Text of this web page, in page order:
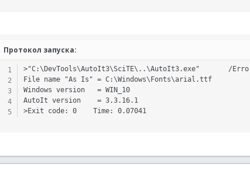
Протокол запуска:
>"C:\DevTools\AutoIt3\SciTE\..\AutoIt3.exe"       /
File name "As Is" = C:\Windows\Fonts\arial.ttf
Windows version   = WIN_10
AutoIt version    = 3.3.16.1
>Exit code: 0    Time: 0.07041